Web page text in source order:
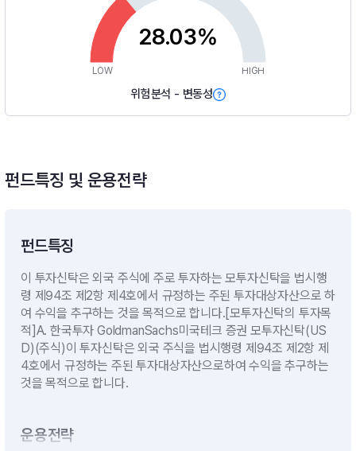
28.03%
LOW HIGH
위험분석 - 변동성
펀드특징 및 운용전략
펀드특징
이 투자신탁은 외국 주식에 주로 투자하는 모투자신탁을 법시행
령 제94조 제2항 제4호에서 규정하는 주된 투자대상자산으로 하
여 수익을 추구하는 것을 목적으로 합니다.[모투자신탁의 투자목
적]A. 한국투자 GoldmanSachs미국테크 증권 모투자신탁(US
D)(주식)이 투자신탁은 외국 주식을 법시행령 제94조 제2항 제
4호에서 규정하는 주된 투자대상자산으로하여 수익을 추구하는
것을 목적으로 합니다.
운용전략